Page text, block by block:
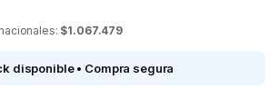
$1.067.479
disponible • Compra segura